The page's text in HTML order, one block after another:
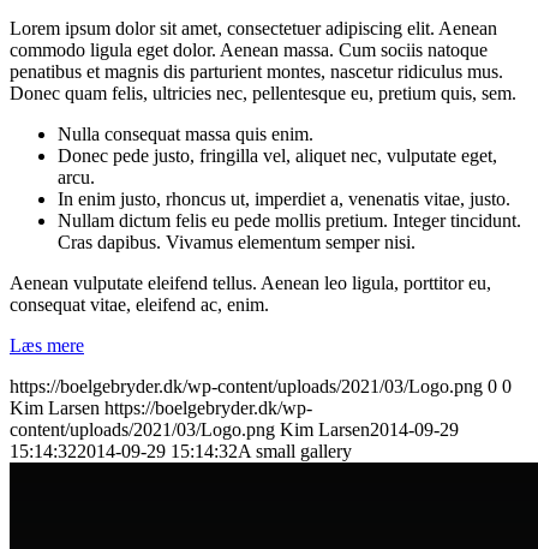
Lorem ipsum dolor sit amet, consectetuer adipiscing elit. Aenean
commodo ligula eget dolor. Aenean massa. Cum sociis natoque
penatibus et magnis dis parturient montes, nascetur ridiculus mus.
Donec quam felis, ultricies nec, pellentesque eu, pretium quis, sem.
Nulla consequat massa quis enim.
Donec pede justo, fringilla vel, aliquet nec, vulputate eget,
arcu.
In enim justo, rhoncus ut, imperdiet a, venenatis vitae, justo.
Nullam dictum felis eu pede mollis pretium. Integer tincidunt.
Cras dapibus. Vivamus elementum semper nisi.
Aenean vulputate eleifend tellus. Aenean leo ligula, porttitor eu,
consequat vitae, eleifend ac, enim.
Læs mere
https://boelgebryder.dk/wp-content/uploads/2021/03/Logo.png 0 0
Kim Larsen https://boelgebryder.dk/wp-
content/uploads/2021/03/Logo.png Kim Larsen2014-09-29
15:14:322014-09-29 15:14:32A small gallery